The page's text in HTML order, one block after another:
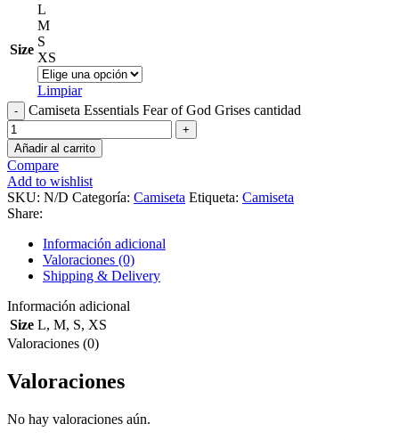
Size
L
M
S
XS
Limpiar
Camiseta Essentials Fear of God Grises cantidad
Añadir al carrito
Compare
Add to wishlist
SKU: N/D Categoría: Camiseta Etiqueta: Camiseta
Share:
Información adicional
Valoraciones (0)
Shipping & Delivery
Información adicional
Size L, M, S, XS
Valoraciones (0)
Valoraciones
No hay valoraciones aún.